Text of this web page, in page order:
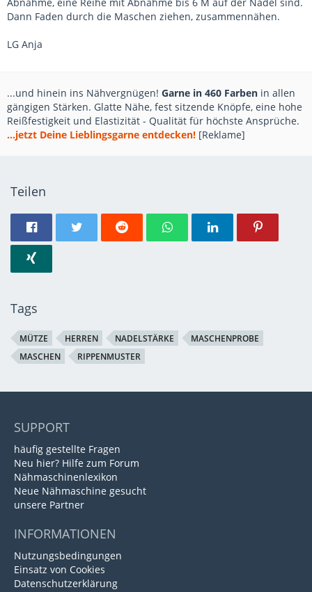
Dann Faden durch die Maschen ziehen, zusammennähen.
LG Anja
...und hinein ins Nähvergnügen! Garne in 460 Farben in allen
gängigen Stärken. Glatte Nähe, fest sitzende Knöpfe, eine hohe
Reißfestigkeit und Elastizität - Qualität für höchste Ansprüche.
...jetzt Deine Lieblingsgarne entdecken! [Reklame]
Teilen
Tags
MÜTZE HERREN NADELSTÄRKE
MASCHENPROBE
MASCHEN
RIPPENMUSTER
SUPPORT
häufig gestellte Fragen
Neu hier? Hilfe zum Forum
Nähmaschinenlexikon
Neue Nähmaschine gesucht
unsere Partner
INFORMATIONEN
Nutzungsbedingungen
Einsatz von Cookies
Datenschutzerklärung